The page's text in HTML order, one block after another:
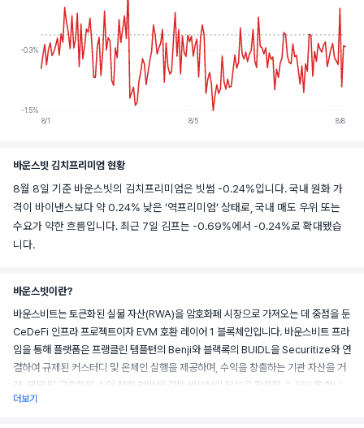
-0.3%
-1.5%
8/1
8/5 8/8
바운스빗 김치프리미엄 현황
8월 8일 기준 바운스빗의 김치프리미엄은 빗썸 -0.24%입니다. 국내 원화 가
격이 바이낸스보다 약 0.24% 낮은 ‘역프리미엄’ 상태로, 국내 매도 우위 또는
수요가 약한 흐름입니다. 최근 7일 김프는 -0.69%에서 -0.24%로 확대됐습
니다.
바운스빗이란?
바운스비트는 토큰화된 실물 자산(RWA)을 암호화폐 시장으로 가져오는 데 중점을 둔
CeDeFi 인프라 프로젝트이자 EVM 호환 레이어 1 블록체인입니다. 바운스비트 프라
임을 통해 플랫폼은 프랭클린 템플턴의 Benji와 블랙록의 BUIDL을 Securitize와 연
결하여 규제된 커스터디 및 온체인 실행을 제공하며, 수익을 창출하는 기관 자산을 거
래, 재무 및 구조화된 수익 전략 전반에 걸쳐 생산적인 담보로 활용할 수 있도록 합니
다.
더보기